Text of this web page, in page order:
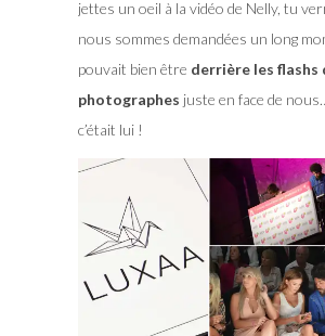
jettes un oeil à la vidéo de Nelly, tu
nous sommes demandées un long
pouvait bien être derrière les flashs
photographes juste en face de
c’était lui !